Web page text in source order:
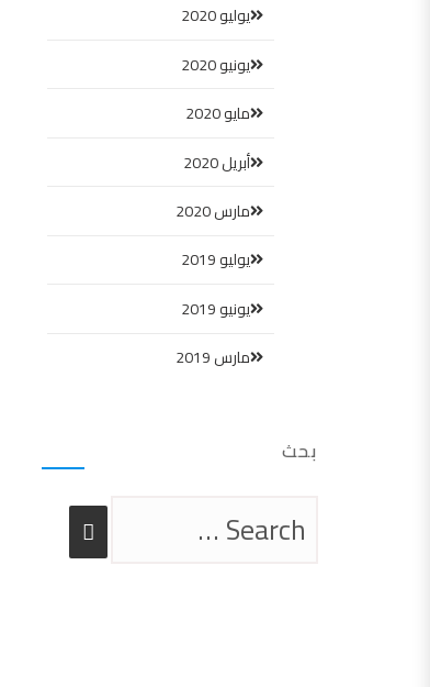
يوليو 2020
يونيو 2020
مايو 2020
أبريل 2020
مارس 2020
يوليو 2019
يونيو 2019
مارس 2019
بحث